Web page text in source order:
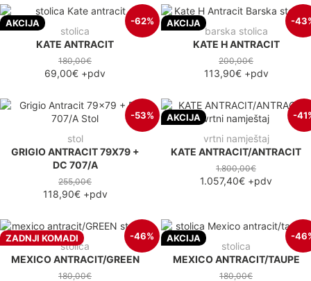
AKCIJA -62%
stolica
KATE ANTRACIT
180,00€
69,00€ +pdv
AKCIJA -
barska stolica
KATE H ANTRACIT
200,00€
113,90€+pdv
-53%
stol
GRIGIO ANTRACIT 79X79 +
DC 707/A
255,00€
118,90€+pdv
AKCIJA -
vrtni namještaj
KATE ANTRACIT/ANTRACIT
1.800,00€
1.057,40€ +pdv
ZADNJI KOMADI -46%
stolica
MEXICO ANTRACIT/GREEN
180,00€
AKCIJA -
stolica
MEXICO ANTRACIT/TAUPE
180,00€